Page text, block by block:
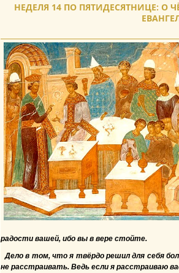
НЕДЕЛЯ 14 ПО ПЯТИДЕСЯТНИЦЕ: О
радости вашей, ибо вы в вере стойте.
Дело в том, что я твёрдо решил для себя
не расстраивать. Ведь если я расстраиваю